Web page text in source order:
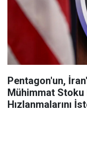
Pentagon'un,
Mühimmat
Hızlanmalarını